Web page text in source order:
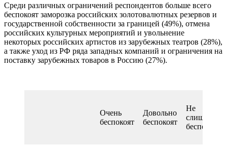
Среди различных ограничений респондентов больше всего
беспокоят заморозка российских золотовалютных резервов и
государственной собственности за границей (49%), отмена
российских культурных мероприятий и увольнение
некоторых российских артистов из зарубежных театров (28%),
а также уход из РФ ряда западных компаний и ограничения на
поставку зарубежных товаров в Россию (27%).
Очень
беспокоят
Довольно
беспокоят
Не
слишком
беспокоят